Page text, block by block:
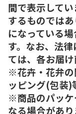
間で表示して
するものでは
になっている
す。なお、法
ては、各お届け
※花卉・花弁の
ッピング(包装)
※商品のパッケ
なる場合があり